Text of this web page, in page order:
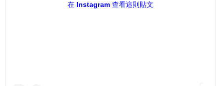
在 Instagram 查看這則貼文